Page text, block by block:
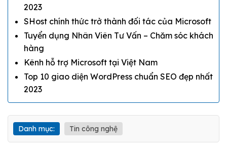
2023
SHost chính thức trở thành đối tác của Microsoft
Tuyển dụng Nhân Viên Tư Vấn – Chăm sóc khách
hàng
Kênh hỗ trợ Microsoft tại Việt Nam
Top 10 giao diện WordPress chuẩn SEO đẹp nhất
2023
Danh mục: Tin công nghệ